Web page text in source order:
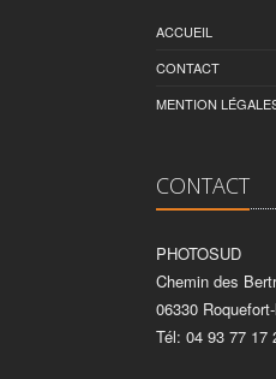
ACCUEIL
CONTACT
MENTION
CONTACT
PHOTOSUD
Chemin des
06330
Tél: 04 93 77 17